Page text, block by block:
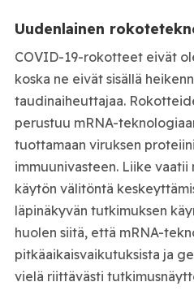
Uudenlainen
COVID-19-rokotteet eivät
koska ne eivät sisällä
taudinaiheuttajaa.
perustuu mRNA-
tuottamaan viruksen
immuunivasteen. Liike
käytön välitöntä
läpinäkyvän tutkimuksen
huolen siitä, että mRNA-
pitkäaikaisvaikutuksista ja
vielä riittävästi